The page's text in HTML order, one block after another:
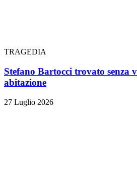
TRAGEDIA
Stefano Bartocci trovato senza
abitazione
27 Luglio 2026